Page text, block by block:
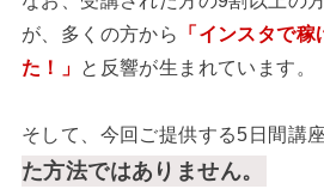
が、多くの方から
「インスタで
た！」 と反響が生まれています。
そして、今回ご提供する5日間講座
た方法ではありません。